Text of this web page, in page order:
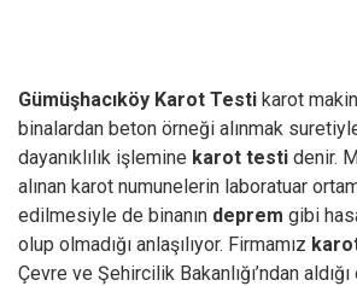
Gümüşhacıköy Karot Testi karot
binalardan beton örneği alınmak
dayanıklılık işlemine karot testi denir.
alınan karot numunelerin laboratuar
edilmesiyle de binanın deprem gibi
olup olmadığı anlaşılıyor. Firmamız
Çevre ve Şehircilik Bakanlığı’ndan